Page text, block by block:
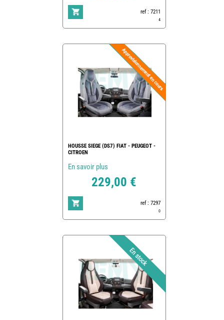
ref : 7211
4
HOUSSE SIEGE (DS7) FIAT - PEUGEOT -
CITROEN
En savoir plus
229,00 €
ref : 7297
0